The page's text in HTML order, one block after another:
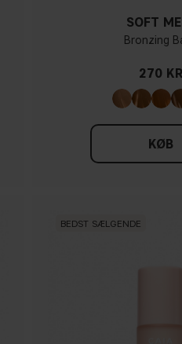
SOFT
Bronzing
270 KR
KØB
BEDST SÆLGENDE